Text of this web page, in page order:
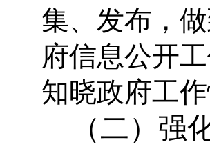
集、发布，
府信息公开
知晓政府工
（二）强